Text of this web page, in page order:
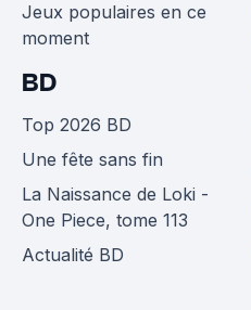
Jeux populaires en ce
moment
BD
Top 2026 BD
Une fête sans fin
La Naissance de Loki -
One Piece, tome 113
Actualité BD